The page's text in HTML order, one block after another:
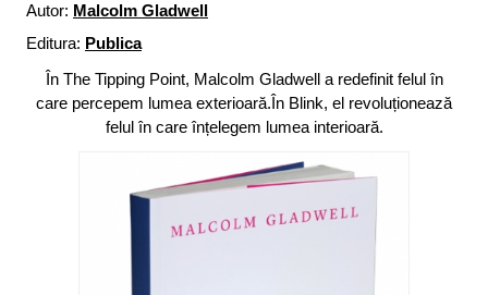
Autor: Malcolm Gladwell
Editura: Publica
În The Tipping Point, Malcolm Gladwell a redefinit felul în
care percepem lumea exterioară.În Blink, el revoluționează
felul în care înțelegem lumea interioară.